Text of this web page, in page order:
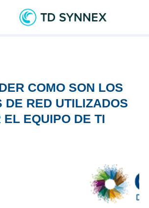
COMO SON LOS
DE RED UTILIZADOS
EL EQUIPO DE TI